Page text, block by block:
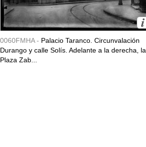
0060FMHA - Palacio Taranco. Circunvalación
Durango y calle Solís. Adelante a la derecha, la
Plaza Zab...